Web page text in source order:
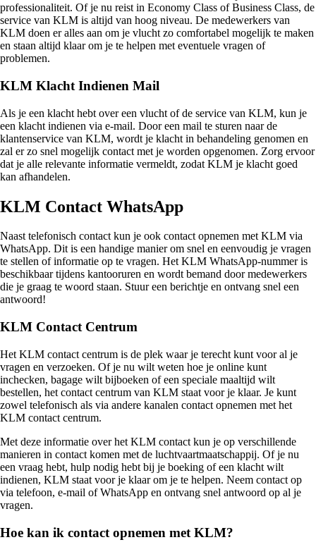
professionaliteit. Of je nu reist in Economy Class of Business Class, de
service van KLM is altijd van hoog niveau. De medewerkers van
KLM doen er alles aan om je vlucht zo comfortabel mogelijk te maken
en staan altijd klaar om je te helpen met eventuele vragen of
problemen.
KLM Klacht Indienen Mail
Als je een klacht hebt over een vlucht of de service van KLM, kun je
een klacht indienen via e-mail. Door een mail te sturen naar de
klantenservice van KLM, wordt je klacht in behandeling genomen en
zal er zo snel mogelijk contact met je worden opgenomen. Zorg ervoor
dat je alle relevante informatie vermeldt, zodat KLM je klacht goed
kan afhandelen.
KLM Contact WhatsApp
Naast telefonisch contact kun je ook contact opnemen met KLM via
WhatsApp. Dit is een handige manier om snel en eenvoudig je vragen
te stellen of informatie op te vragen. Het KLM WhatsApp-nummer is
beschikbaar tijdens kantooruren en wordt bemand door medewerkers
die je graag te woord staan. Stuur een berichtje en ontvang snel een
antwoord!
KLM Contact Centrum
Het KLM contact centrum is de plek waar je terecht kunt voor al je
vragen en verzoeken. Of je nu wilt weten hoe je online kunt
inchecken, bagage wilt bijboeken of een speciale maaltijd wilt
bestellen, het contact centrum van KLM staat voor je klaar. Je kunt
zowel telefonisch als via andere kanalen contact opnemen met het
KLM contact centrum.
Met deze informatie over het KLM contact kun je op verschillende
manieren in contact komen met de luchtvaartmaatschappij. Of je nu
een vraag hebt, hulp nodig hebt bij je boeking of een klacht wilt
indienen, KLM staat voor je klaar om je te helpen. Neem contact op
via telefoon, e-mail of WhatsApp en ontvang snel antwoord op al je
vragen.
Hoe kan ik contact opnemen met KLM?